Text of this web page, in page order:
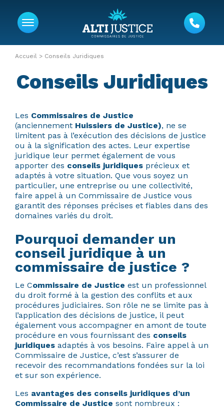
Accueil > Conseils Juridiques
Conseils Juridiques
Les Commissaires de Justice
(anciennement Huissiers de Justice), ne se
limitent pas à l’exécution des décisions de justice
ou à la signification des actes. Leur expertise
juridique leur permet également de vous
apporter des conseils juridiques précieux et
adaptés à votre situation. Que vous soyez un
particulier, une entreprise ou une collectivité,
faire appel à un Commissaire de Justice vous
garantit des réponses précises et fiables dans des
domaines variés du droit.
Pourquoi demander un
conseil juridique à un
commissaire de justice ?
Le Commissaire de Justice est un professionnel
du droit formé à la gestion des conflits et aux
procédures judiciaires. Son rôle ne se limite pas à
l’application des décisions de justice, il peut
également vous accompagner en amont de toute
procédure en vous fournissant des conseils
juridiques adaptés à vos besoins. Faire appel à un
Commissaire de Justice, c’est s’assurer de
recevoir des recommandations fondées sur la loi
et sur son expérience.
Les avantages des conseils juridiques d’un
Commissaire de Justice sont nombreux :